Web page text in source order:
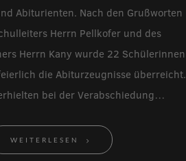
Abiturienten. Nach den Grußworten
Herrn Pellkofer und des
Herrn Kany wurde 22 Schülerinnen
die Abiturzeugnisse überreicht.
bei der Verabschiedung…
WEITERLESEN